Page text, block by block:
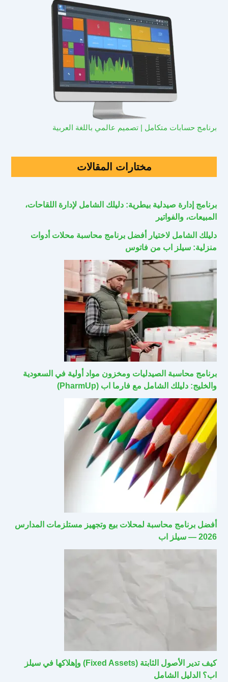
برنامج حسابات متكامل | تصميم عالمي باللغة العربية
مختارات المقالات
برنامج إدارة صيدلية بيطرية: دليلك الشامل لإدارة اللقاحات،
المبيعات، والفواتير
دليلك الشامل لاختيار أفضل برنامج محاسبة محلات أدوات
منزلية: سيلز اب من فاتوس
برنامج محاسبة الصيدليات ومخزون مواد أولية في السعودية
والخليج: دليلك الشامل مع فارما اب (PharmUp)
أفضل برنامج محاسبة لمحلات بيع وتجهيز مستلزمات المدارس
2026 — سيلز اب
كيف تدير الأصول الثابتة (Fixed Assets) وإهلاكها في سيلز
اب؟ الدليل الشامل